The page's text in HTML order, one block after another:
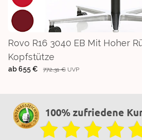
Rovo R16 3040 EB Mit Hoher
Kopfstütze
ab 655 € 772,31 € UVP
100% zufriedene